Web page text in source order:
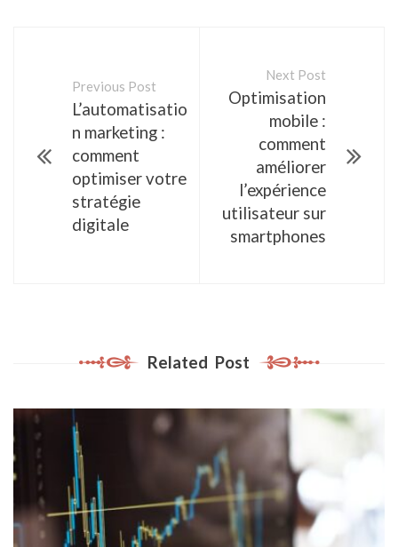
Previous Post
L’automatisatio
n marketing :
comment
optimiser votre
stratégie
digitale
Next Post
Optimisation
mobile :
comment
améliorer
l’expérience
utilisateur sur
smartphones
Related Post